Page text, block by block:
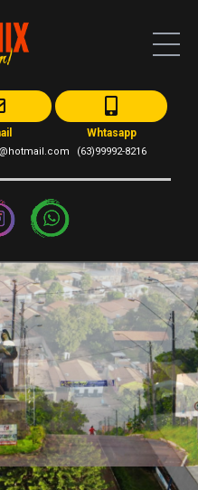
Whtasapp
(63)99992-8216